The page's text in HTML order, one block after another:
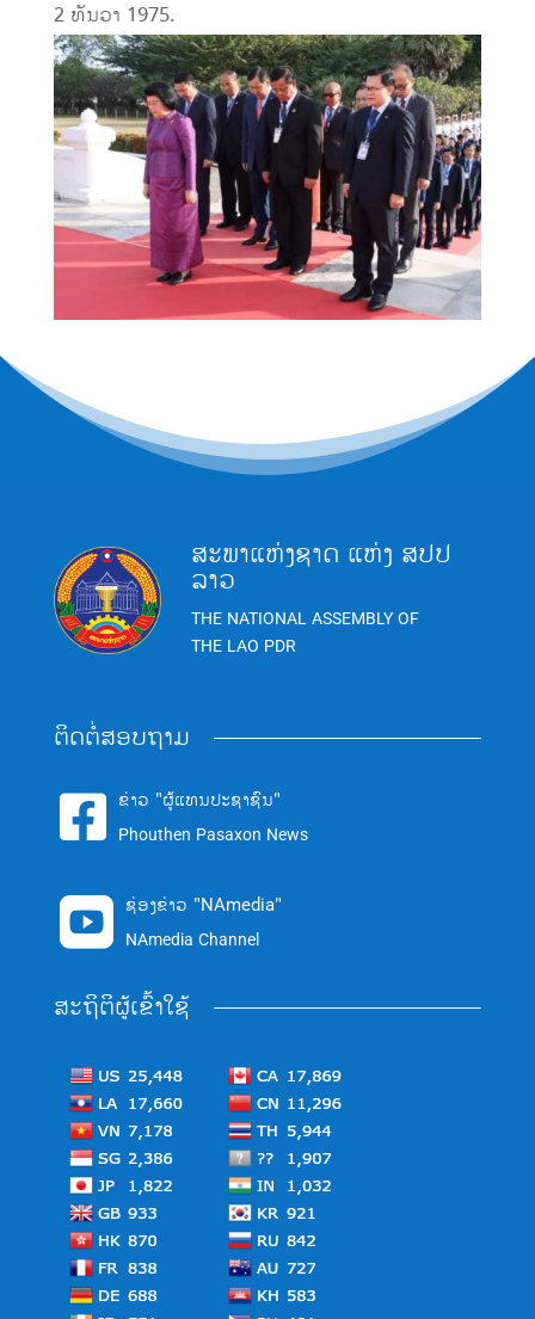
2 ທັນວາ 1975.
ສະພາແຫ່ງຊາດ ແຫ່ງ ສປປ
ລາວ
THE NATIONAL ASSEMBLY OF
THE LAO PDR
ຕິດຕໍ່ສອບຖາມ
 ຂ່າວ "ຜູ້ແທນປະຊາຊົນ"
Phouthen Pasaxon News
 ຊ່ອງຂ່າວ "NAmedia"
NAmedia Channel
ສະຖິຕິຜູ້ເຂົ້າໃຊ້